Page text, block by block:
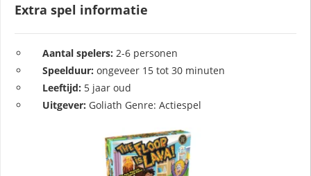
Extra spel informatie
Aantal spelers: 2-6 personen
Speelduur:ongeveer 15 tot 30 minuten
Leeftijd: 5 jaar oud
Uitgever: Goliath Genre: Actiespel